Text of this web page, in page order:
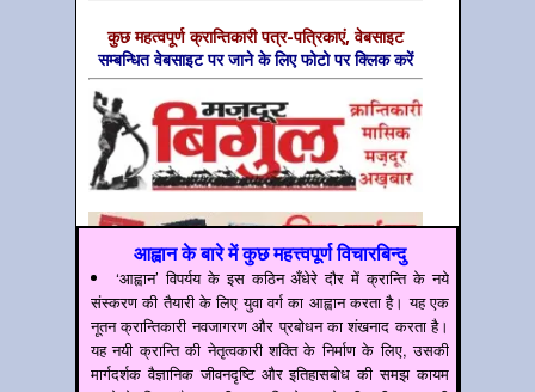
कुछ महत्‍वपूर्ण क्रान्तिकारी पत्र-पत्रिकाएं, वेबसाइट
सम्‍बन्धित वेबसाइट पर जाने के लिए फोटो पर क्लिक करें
आह्वान के बारे में कुछ महत्त्वपूर्ण विचारबिन्दु
‘आह्वान’ विपर्यय के इस कठिन अँधेरे दौर में क्रान्ति के नये
संस्करण की तैयारी के लिए युवा वर्ग का आह्वान करता है। यह एक
नूतन क्रान्तिकारी नवजागरण और प्रबोधन का शंखनाद करता है।
यह नयी क्रान्ति की नेतृत्वकारी शक्ति के निर्माण के लिए, उसकी
मार्गदर्शक वैज्ञानिक जीवनदृष्टि और इतिहासबोध की समझ कायम